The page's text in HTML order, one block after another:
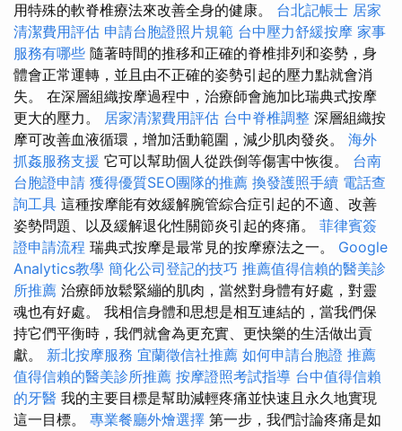
用特殊的軟脊椎療法來改善全身的健康。 台北記帳士 居家
清潔費用評估 申請台胞證照片規範 台中壓力舒緩按摩 家事
服務有哪些 隨著時間的推移和正確的脊椎排列和姿勢，身
體會正常運轉，並且由不正確的姿勢引起的壓力點就會消
失。 在深層組織按摩過程中，治療師會施加比瑞典式按摩
更大的壓力。 居家清潔費用評估 台中脊椎調整 深層組織按
摩可改善血液循環，增加活動範圍，減少肌肉發炎。 海外
抓姦服務支援 它可以幫助個人從跌倒等傷害中恢復。 台南
台胞證申請 獲得優質SEO團隊的推薦 換發護照手續 電話查
詢工具 這種按摩能有效緩解腕管綜合症引起的不適、改善
姿勢問題、以及緩解退化性關節炎引起的疼痛。 菲律賓簽
證申請流程 瑞典式按摩是最常見的按摩療法之一。 Google
Analytics教學 簡化公司登記的技巧 推薦值得信賴的醫美診
所推薦 治療師放鬆緊繃的肌肉，當然對身體有好處，對靈
魂也有好處。 我相信身體和思想是相互連結的，當我們保
持它們平衡時，我們就會為更充實、更快樂的生活做出貢
獻。 新北按摩服務 宜蘭徵信社推薦 如何申請台胞證 推薦
值得信賴的醫美診所推薦 按摩證照考試指導 台中值得信賴
的牙醫 我的主要目標是幫助減輕疼痛並快速且永久地實現
這一目標。 專業餐廳外燴選擇 第一步，我們討論疼痛是如